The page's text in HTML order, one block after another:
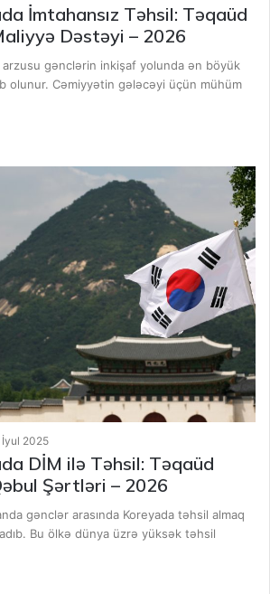
İmtahansız Təhsil: Təqaüd
Dəstəyi – 2026
arzusu gənclərin inkişaf yolunda ən böyük
olunur. Cəmiyyətin gələcəyi üçün mühüm
İyul 2025
DİM ilə Təhsil: Təqaüd
Şərtləri – 2026
gənclər arasında Koreyada təhsil almaq
Bu ölkə dünya üzrə yüksək təhsil